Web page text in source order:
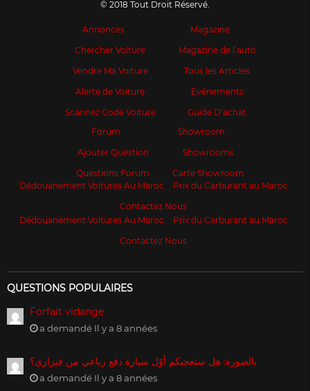
© 2018 Tout Droit Réservé.
Annonces
Chercher Voiture
Vendre Ma Voiture
Alerte de Voiture
Scannez Code Voiture
Magazine
Magazine de l’auto
Tous les Articles
Evénements
Guide D’achat
Forum
Ajouter Question
Questions Forum
Showroom
Showrooms
Carte Showroom
Dédouanement Voitures Au Maroc
Prix du Carburant au Maroc
Contactez Nous
Dédouanement Voitures Au Maroc
Prix du Carburant au Maroc
Contactez Nous
QUESTIONS POPULAIRES
Forfait vidange
a demandé Il y a 8 années
بالصورة: هل ستعجبكم أوّل سيارة دفع رباعي من فيراري؟
a demandé Il y a 8 années